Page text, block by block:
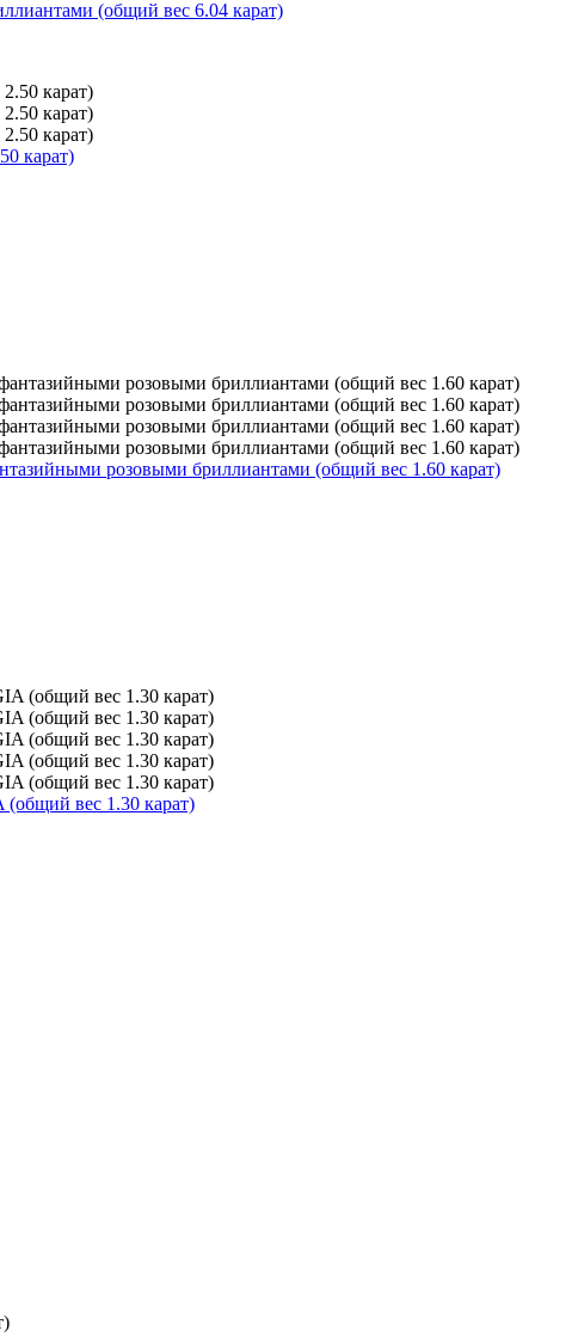
(общий вес 6.04 карат)
карат)
розовыми бриллиантами (общий вес 1.60 карат)
вес 1.30 карат)